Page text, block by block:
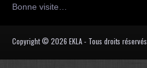
Bonne visite…
Copyright © 2026 EKLA - Tous droits réservés